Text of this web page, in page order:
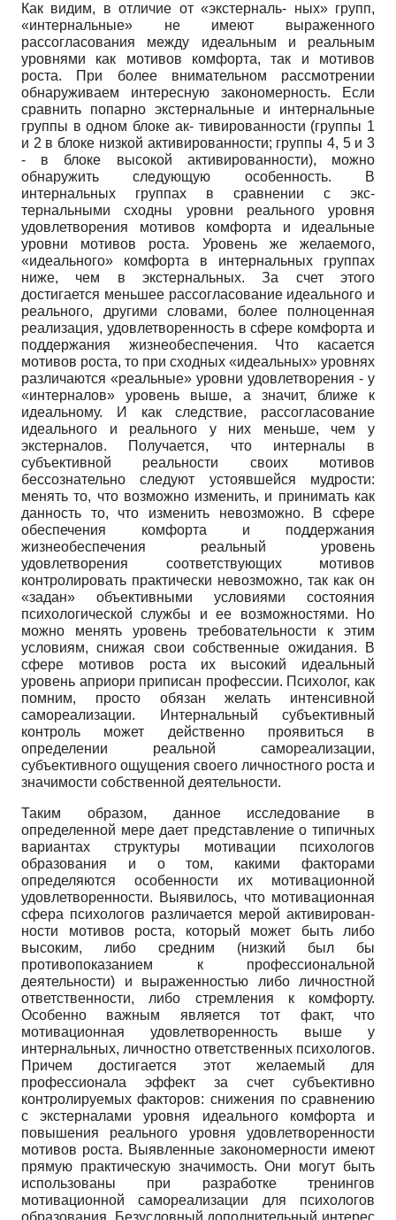
Как видим, в отличие от «экстерналь- ных» групп,
«интернальные» не имеют выраженного
рассогласования между идеальным и реальным
уровнями как мотивов комфорта, так и мотивов
роста. При более внимательном рассмотрении
обнаруживаем интересную закономерность. Если
сравнить попарно экстернальные и интернальные
группы в одном блоке ак- тивированности (группы 1
и 2 в блоке низкой активированности; группы 4, 5 и 3
- в блоке высокой активированности), можно
обнаружить следующую особенность. В
интернальных группах в сравнении с экс-
тернальными сходны уровни реального уровня
удовлетворения мотивов комфорта и идеальные
уровни мотивов роста. Уровень же желаемого,
«идеального» комфорта в интернальных группах
ниже, чем в экстернальных. За счет этого
достигается меньшее рассогласование идеального и
реального, другими словами, более полноценная
реализация, удовлетворенность в сфере комфорта и
поддержания жизнеобеспечения. Что касается
мотивов роста, то при сходных «идеальных» уровнях
различаются «реальные» уровни удовлетворения - у
«интерналов» уровень выше, а значит, ближе к
идеальному. И как следствие, рассогласование
идеального и реального у них меньше, чем у
экстерналов. Получается, что интерналы в
субъективной реальности своих мотивов
бессознательно следуют устоявшейся мудрости:
менять то, что возможно изменить, и принимать как
данность то, что изменить невозможно. В сфере
обеспечения комфорта и поддержания
жизнеобеспечения реальный уровень
удовлетворения соответствующих мотивов
контролировать практически невозможно, так как он
«задан» объективными условиями состояния
психологической службы и ее возможностями. Но
можно менять уровень требовательности к этим
условиям, снижая свои собственные ожидания. В
сфере мотивов роста их высокий идеальный
уровень априори приписан профессии. Психолог, как
помним, просто обязан желать интенсивной
самореализации. Интернальный субъективный
контроль может действенно проявиться в
определении реальной самореализации,
субъективного ощущения своего личностного роста и
значимости собственной деятельности.
Таким образом, данное исследование в
определенной мере дает представление о типичных
вариантах структуры мотивации психологов
образования и о том, какими факторами
определяются особенности их мотивационной
удовлетворенности. Выявилось, что мотивационная
сфера психологов различается мерой активирован-
ности мотивов роста, который может быть либо
высоким, либо средним (низкий был бы
противопоказанием к профессиональной
деятельности) и выраженностью либо личностной
ответственности, либо стремления к комфорту.
Особенно важным является тот факт, что
мотивационная удовлетворенность выше у
интернальных, личностно ответственных психологов.
Причем достигается этот желаемый для
профессионала эффект за счет субъективно
контролируемых факторов: снижения по сравнению
с экстерналами уровня идеального комфорта и
повышения реального уровня удовлетворенности
мотивов роста. Выявленные закономерности имеют
прямую практическую значимость. Они могут быть
использованы при разработке тренингов
мотивационной самореализации для психологов